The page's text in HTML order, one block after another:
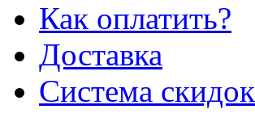
Как оплатить?
Доставка
Система скидок